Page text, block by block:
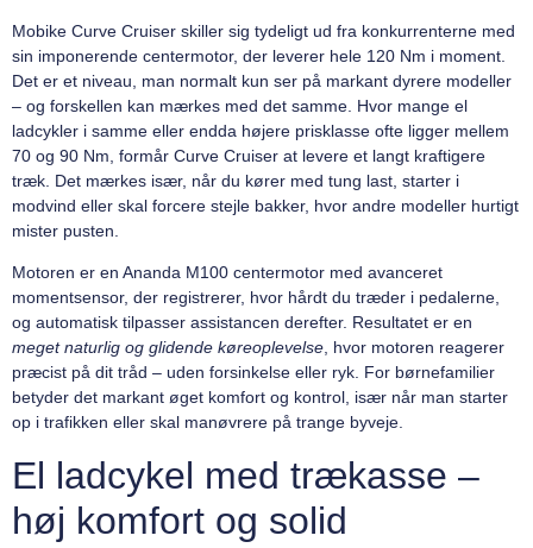
Mobike Curve Cruiser skiller sig tydeligt ud fra konkurrenterne med
sin imponerende centermotor, der leverer hele 120 Nm i moment.
Det er et niveau, man normalt kun ser på markant dyrere modeller
– og forskellen kan mærkes med det samme. Hvor mange el
ladcykler i samme eller endda højere prisklasse ofte ligger mellem
70 og 90 Nm, formår Curve Cruiser at levere et langt kraftigere
træk. Det mærkes især, når du kører med tung last, starter i
modvind eller skal forcere stejle bakker, hvor andre modeller hurtigt
mister pusten.
Motoren er en Ananda M100 centermotor med avanceret
momentsensor, der registrerer, hvor hårdt du træder i pedalerne,
og automatisk tilpasser assistancen derefter. Resultatet er en
meget naturlig og glidende køreoplevelse, hvor motoren reagerer
præcist på dit tråd – uden forsinkelse eller ryk. For børnefamilier
betyder det markant øget komfort og kontrol, især når man starter
op i trafikken eller skal manøvrere på trange byveje.
El ladcykel med trækasse –
høj komfort og solid